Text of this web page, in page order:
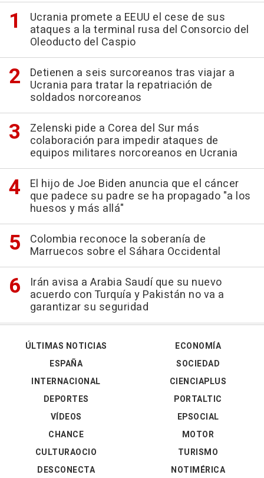
Ucrania promete a EEUU el cese de sus
ataques a la terminal rusa del Consorcio del
Oleoducto del Caspio
Detienen a seis surcoreanos tras viajar a
Ucrania para tratar la repatriación de
soldados norcoreanos
Zelenski pide a Corea del Sur más
colaboración para impedir ataques de
equipos militares norcoreanos en Ucrania
El hijo de Joe Biden anuncia que el cáncer
que padece su padre se ha propagado "a los
huesos y más allá"
Colombia reconoce la soberanía de
Marruecos sobre el Sáhara Occidental
Irán avisa a Arabia Saudí que su nuevo
acuerdo con Turquía y Pakistán no va a
garantizar su seguridad
ÚLTIMAS NOTICIAS
ESPAÑA
INTERNACIONAL
DEPORTES
VÍDEOS
ECONOMÍA
SOCIEDAD
CIENCIAPLUS
PORTALTIC
EPSOCIAL
CHANCE
CULTURAOCIO
DESCONECTA
MOTOR
TURISMO
NOTIMÉRICA